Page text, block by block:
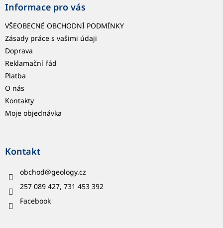
Informace pro vás
VŠEOBECNÉ OBCHODNÍ PODMÍNKY
Zásady práce s vašimi údaji
Doprava
Reklamační řád
Platba
O nás
Kontakty
Moje objednávka
Kontakt
obchod@geology.cz
257 089 427, 731 453 392
Facebook